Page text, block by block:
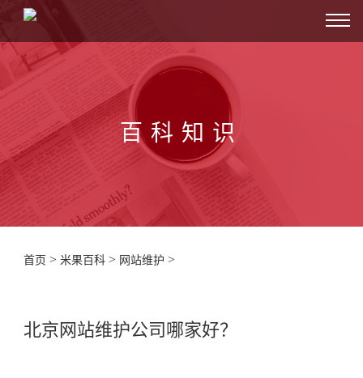
百科知识
首页 > 米果百科 > 网站维护 >
北京网站维护公司哪家好？